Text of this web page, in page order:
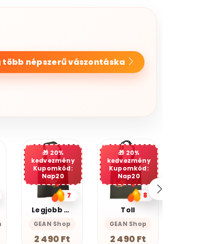
több népszerű vászontáska
20%
kedvezmény
Kupomkód:
Nap20
8
Toll
GEAN Shop
2 490 Ft
5
Magnolion Merch